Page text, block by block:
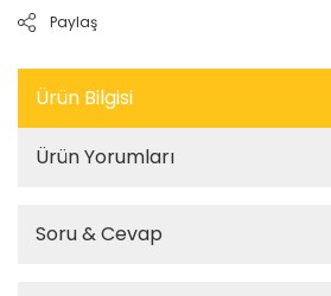
Paylaş
Ürün Bilgisi
Ürün Yorumları
Soru & Cevap